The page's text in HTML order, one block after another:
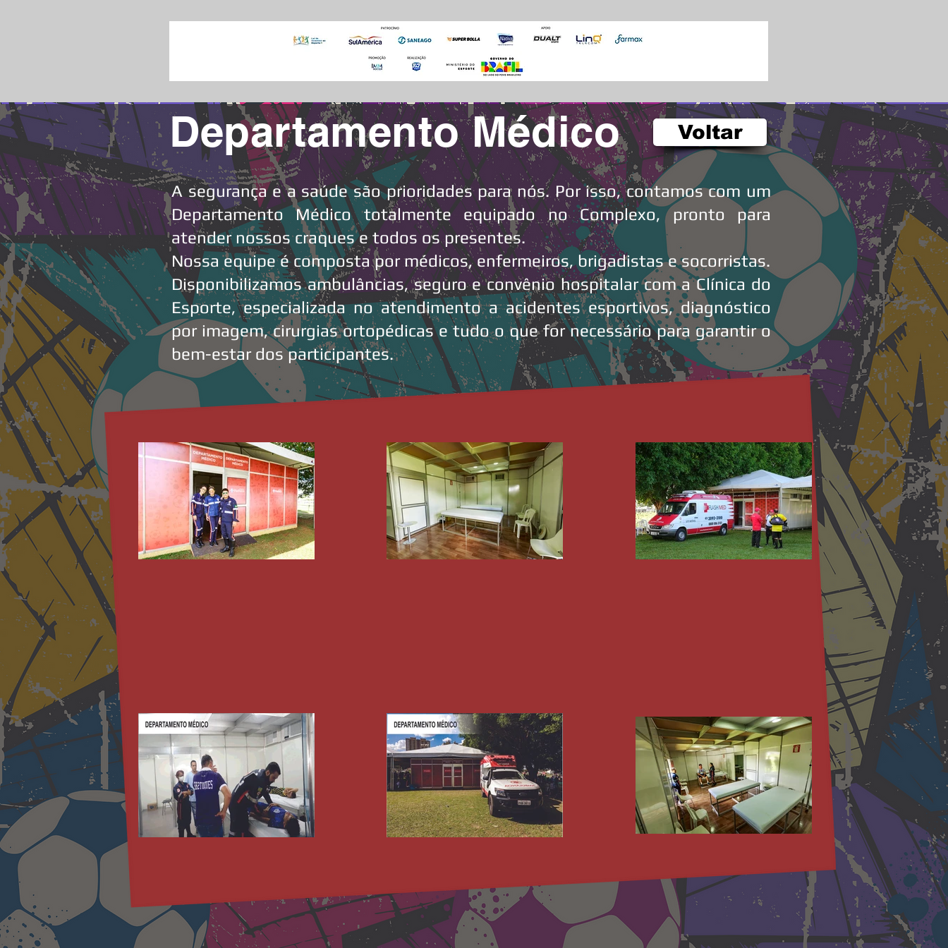
Departamento Médico Voltar
A segurança e a saúde são prioridades para nós. Por isso, contamos com um
Departamento Médico totalmente equipado no Complexo, pronto para
atender nossos craques e todos os presentes.
Nossa equipe é composta por médicos, enfermeiros, brigadistas e socorristas.
Disponibilizamos ambulâncias, seguro e convênio hospitalar com a Clínica do
Esporte, especializada no atendimento a acidentes esportivos, diagnóstico
por imagem, cirurgias ortopédicas e tudo o que for necessário para garantir o
bem-estar dos participantes.